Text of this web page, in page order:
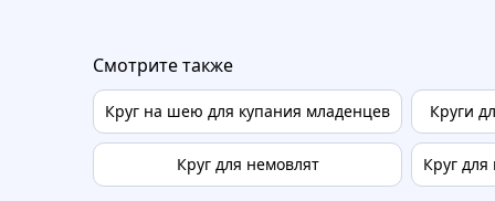
Смотрите также
Круг на шею для купания младенцев
Круг для немовлят
Круги
Круг